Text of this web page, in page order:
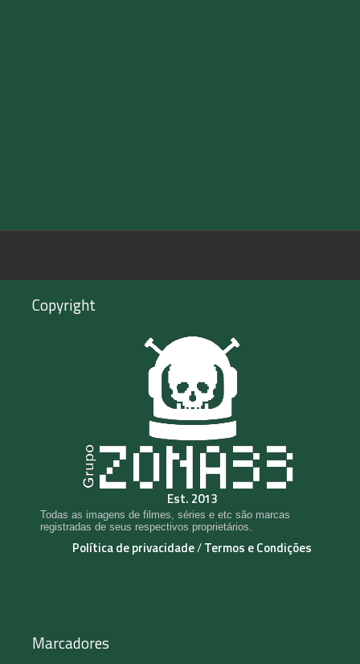
Copyright
Est. 2013
Todas as imagens de filmes, séries e etc são marcas
registradas de seus respectivos proprietários.
Política de privacidade/Termos e Condições
Marcadores